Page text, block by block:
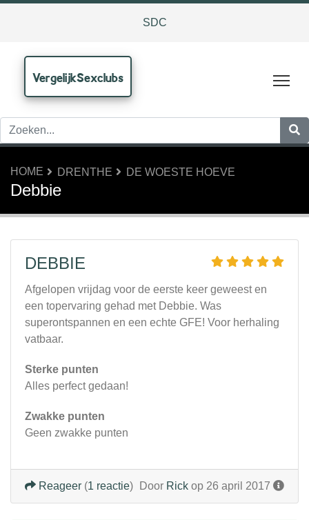
SDC
VergelijkSexclubs
HOME DRENTHE DE WOESTE HOEVE
Debbie
DEBBIE
Afgelopen vrijdag voor de eerste keer geweest en
een topervaring gehad met Debbie. Was
superontspannen en een echte GFE! Voor herhaling
vatbaar.
Sterke punten
Alles perfect gedaan!
Zwakke punten
Geen zwakke punten
Door Rick op 26 april 2017
Reageer (1 reactie)